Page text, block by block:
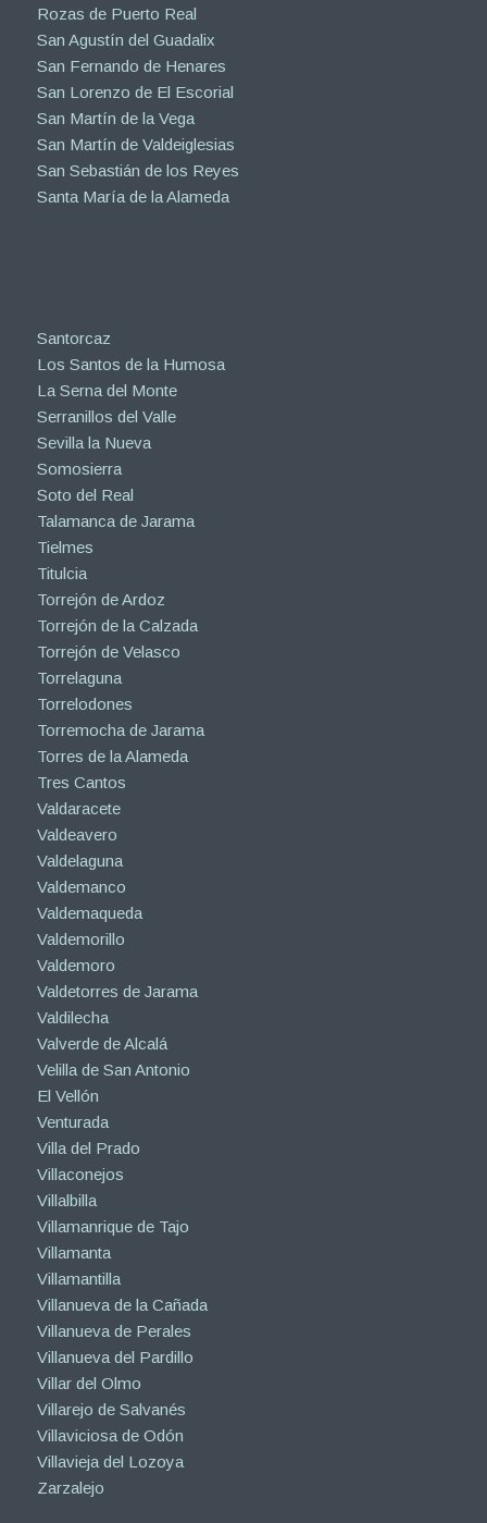
Rozas de Puerto Real
San Agustín del Guadalix
San Fernando de Henares
San Lorenzo de El Escorial
San Martín de la Vega
San Martín de Valdeiglesias
San Sebastián de los Reyes
Santa María de la Alameda
Santorcaz
Los Santos de la Humosa
La Serna del Monte
Serranillos del Valle
Sevilla la Nueva
Somosierra
Soto del Real
Talamanca de Jarama
Tielmes
Titulcia
Torrejón de Ardoz
Torrejón de la Calzada
Torrejón de Velasco
Torrelaguna
Torrelodones
Torremocha de Jarama
Torres de la Alameda
Tres Cantos
Valdaracete
Valdeavero
Valdelaguna
Valdemanco
Valdemaqueda
Valdemorillo
Valdemoro
Valdetorres de Jarama
Valdilecha
Valverde de Alcalá
Velilla de San Antonio
El Vellón
Venturada
Villa del Prado
Villaconejos
Villalbilla
Villamanrique de Tajo
Villamanta
Villamantilla
Villanueva de la Cañada
Villanueva de Perales
Villanueva del Pardillo
Villar del Olmo
Villarejo de Salvanés
Villaviciosa de Odón
Villavieja del Lozoya
Zarzalejo